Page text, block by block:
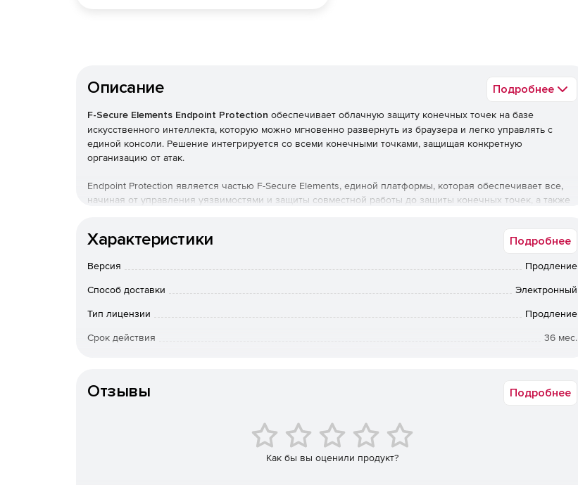
Описание Подробнее
F-Secure Elements Endpoint Protection обеспечивает облачную защиту конечных точек на базе
искусственного интеллекта, которую можно мгновенно развернуть из браузера и легко управлять с
единой консоли. Решение интегрируется со всеми конечными точками, защищая конкретную
организацию от атак.
Endpoint Protection является частью F-Secure Elements, единой платформы, которая обеспечивает все,
начиная от управления уязвимостями и защиты совместной работы до защиты конечных точек, а также
F-Secure Elements Security Center
Обеспечивает видимость для повышения статуса безопасности компании. Решение также выполняет
приоритизацию активов, идентификацию уязвимостей, управление исправлениями и обнаружение
ситуационной осведомленности.
F-Secure Elements EPP for Computer
включает расширенные функции безопасности, такие как Application Control с блокировкой скриптов и
DataGuard с File Access Control для компаний с повышенными требованиями к безопасности.
Это проактивное, оптимизированное решение для полной защиты мобильных устройств. Отражает
Характеристики Подробнее
Версия Продление
Способ доставки Электронный
Тип лицензии Продление
Срок действия 36 мес.
Отзывы Подробнее
Как бы вы оценили продукт?